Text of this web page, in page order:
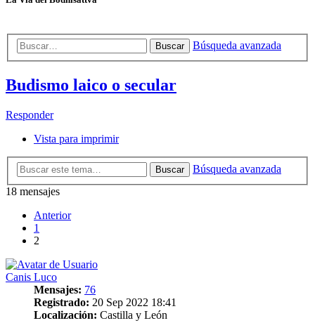
Buscar Búsqueda avanzada
Budismo laico o secular
Responder
Vista para imprimir
Buscar
Búsqueda avanzada
18 mensajes
Anterior
1
2
Canis Luco
Mensajes: 76
Registrado: 20 Sep 2022 18:41
Localización: Castilla y León